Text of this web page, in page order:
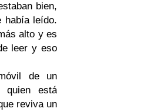
bien,
había leído.
alto y es
leer y eso
de un
quien está
reviva un